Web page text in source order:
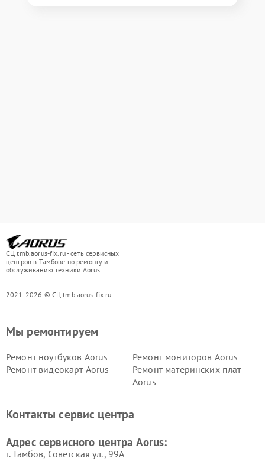
СЦ tmb.aorus-fix.ru - сеть сервисных
центров в Тамбове по ремонту и
обслуживанию техники Aorus
2021-2026 © СЦ tmb.aorus-fix.ru
Мы ремонтируем
Ремонт ноутбуков Aorus
Ремонт мониторов Aorus
Ремонт видеокарт Aorus
Ремонт материнских плат
Aorus
Контакты сервис центра
Адрес сервисного центра Aorus:
г. Тамбов, Советская ул., 99А